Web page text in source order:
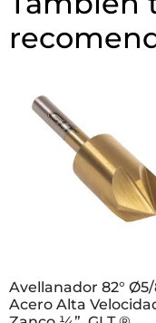
Avellanador 82° Ø5/
Acero Alta